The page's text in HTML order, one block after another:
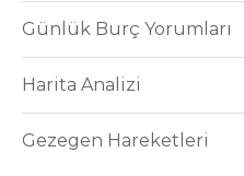
Günlük Burç Yorumları
Harita Analizi
Gezegen Hareketleri